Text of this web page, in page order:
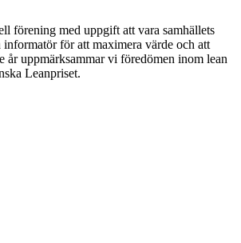
förening med uppgift att vara samhällets
för att maximera värde och att
år uppmärksammar vi föredömen inom lean
Leanpriset.